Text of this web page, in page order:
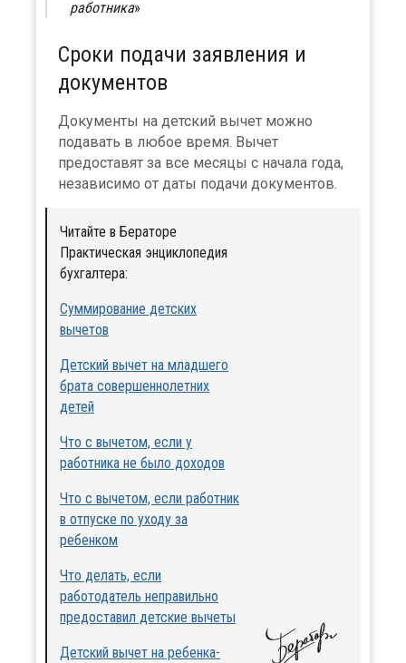
работника
Сроки подачи заявления и
документов
Документы на детский вычет можно
подавать в любое время. Вычет
предоставят за все месяцы с начала года,
независимо от даты подачи документов.
Читайте в Бераторе
Практическая энциклопедия
бухгалтера:
Суммирование детских
вычетов
Детский вычет на младшего
брата совершеннолетних
детей
Что с вычетом, если у
работника не было доходов
Что с вычетом, если работник
в отпуске по уходу за
ребенком
Что делать, если
работодатель неправильно
предоставил детские вычеты
Детский вычет на ребенка-